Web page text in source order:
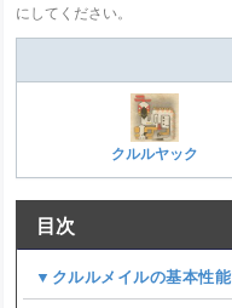
にしてください。
クルルヤック
目次
▼クルルメイルの基本性能